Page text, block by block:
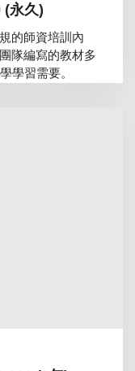
(永久)
的師資培訓內
隊編寫的教材多
學習需要。